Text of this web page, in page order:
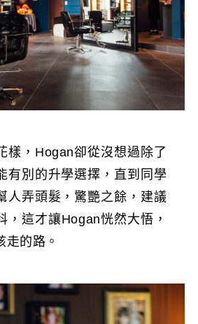
樣，Hogan卻從沒想過除了
有別的升學選擇，直到同學
人弄頭髮，驚艷之餘，建議
，這才讓Hogan恍然大悟，
走的路。